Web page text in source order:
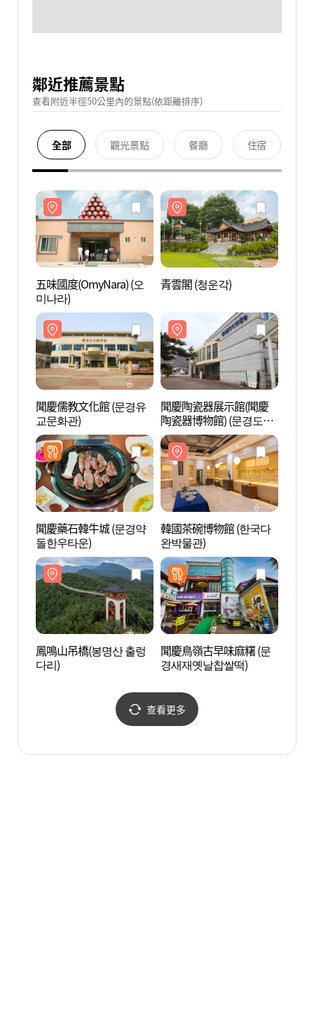
鄰近推薦景點
查看附近半徑50公里內的景點(依距離排序)
全部 觀光景點 餐廳 住宿
五味國度(OmyNara) (오
미나라)
青雲閣 (청운각)
聞慶儒教文化館 (문경유
교문화관)
聞慶陶瓷器展示館(聞慶
陶瓷器博物館) (문경도자
기전시관(문경도자기박
물관))
聞慶藥石韓牛城 (문경약
돌한우타운)
韓國茶碗博物館 (한국다
완박물관)
鳳鳴山吊橋(봉명산 출렁
다리)
聞慶鳥嶺古早味麻糬 (문
경새재옛날찹쌀떡)
查看更多